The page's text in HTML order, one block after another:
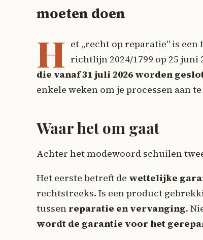
moeten doen
H et „recht op reparatie" is een
richtlijn 2024/1799 op 25 juni
die vanaf 31 juli 2026 worden
enkele weken om je processen aan te
Waar het om gaat
Achter het modewoord schuilen
Het eerste betreft de wettelijke
rechtstreeks. Is een product
tussen reparatie en vervanging.
wordt de garantie voor het